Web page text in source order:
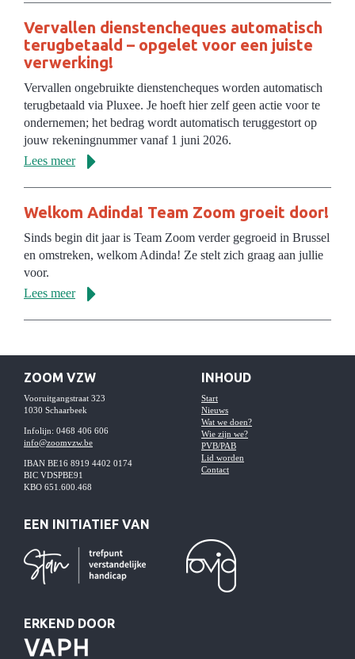
Vervallen dienstencheques automatisch
terugbetaald – opgelet voor een juiste
verwerking!
Vervallen ongebruikte dienstencheques worden automatisch
terugbetaald via Pluxee. Je hoeft hier zelf geen actie voor te
ondernemen; het bedrag wordt automatisch teruggestort op
jouw rekeningnummer vanaf 1 juni 2026.
Lees meer
Welkom Adinda! Team Zoom groeit door!
Sinds begin dit jaar is Team Zoom verder gegroeid in Brussel
en omstreken, welkom Adinda! Ze stelt zich graag aan jullie
voor.
Lees meer
ZOOM VZW
Vooruitgangstraat 323
1030 Schaarbeek
Infolijn: 0468 406 606
info@zoomvzw.be
IBAN BE16 8919 4402 0174
BIC VDSPBE91
KBO 651.600.468
INHOUD
Start
Nieuws
Wat we doen?
Wie zijn we?
PVB/PAB
Lid worden
Contact
EEN INITIATIEF VAN
ERKEND DOOR